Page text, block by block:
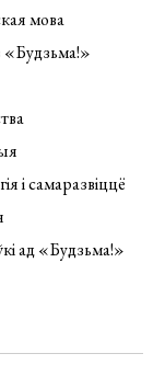
мова
«Будзьма!»
і самаразвіццё
ад «Будзьма!»